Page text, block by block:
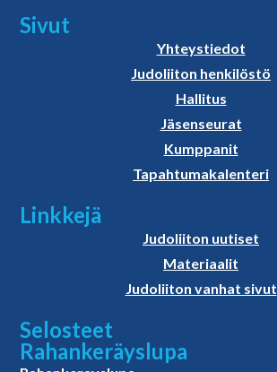
Sivut
Yhteystiedot
Judoliiton henkilöstö
Hallitus
Jäsenseurat
Kumppanit
Tapahtumakalenteri
Linkkejä
Judoliiton uutiset
Materiaalit
Judoliiton vanhat sivut
Selosteet
Rahankeräyslupa